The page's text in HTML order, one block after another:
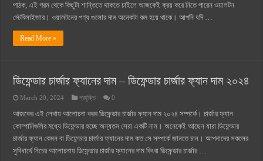
পাঠক, এই গরম থেকে কিছুটা শান্তিতে থাকতে চাইলে আজকেই ক্রয় করে নিতে পারেন ওয়ালটন
স্টেবিলাইজার। ওয়ালটনের পণ্য গুলোর দাম অনেকটা কম হয়ে থাকে। আপনি যদি …
Read More »
ডিফেন্ডার চার্জার ফ্যানের দাম – ডিফেন্ডার চার্জার ফ্যান দাম ২০২৪
March 20, 2024 প্রযুক্তি 0
আজকের এই লেখায় আলোচনা করব ডিফেন্ডার চার্জার ফ্যান দাম ২০২৪ সম্পর্কে। চার্জার ফ্যান
কোম্পানিগুলির মধ্যে ডিফেন্ডার হচ্ছে অন্যতম সেরা একটি নাম। অনেকেই আছেন যারা ডিফেন্ডার
চার্জার ফ্যান কেমন বা ডিফেন্ডার চার্জার ফ্যানের দাম কত সে সম্পর্কে জানতে চান। আপনাদের সকলের
সুবিধার্থে নিচের আলোচনায় ডিফেন্ডার চার্জার ফ্যানের দাম কিংবা ডিফেন্ডার চার্জার …